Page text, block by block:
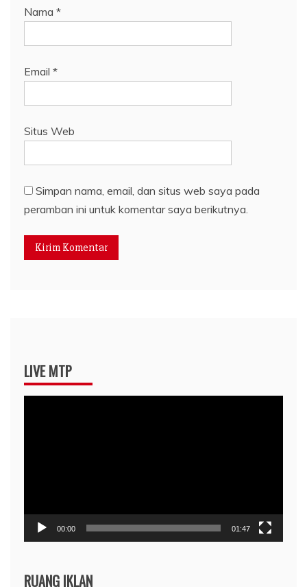
Nama *
Email *
Situs Web
Simpan nama, email, dan situs web saya pada
peramban ini untuk komentar saya berikutnya.
LIVE MTP
00:00 01:47
RUANG IKLAN